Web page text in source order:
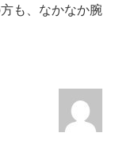
も、なかなか腕